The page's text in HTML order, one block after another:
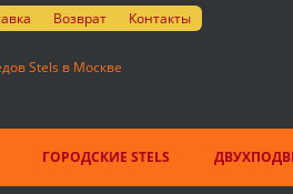
Возврат Контакты
ГОРОДСКИЕ STELS